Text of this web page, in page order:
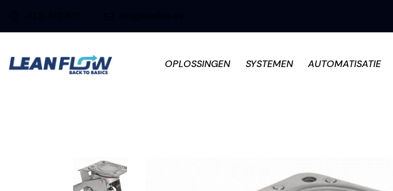
OPLOSSINGEN SYSTEMEN AUTOMATISATIE